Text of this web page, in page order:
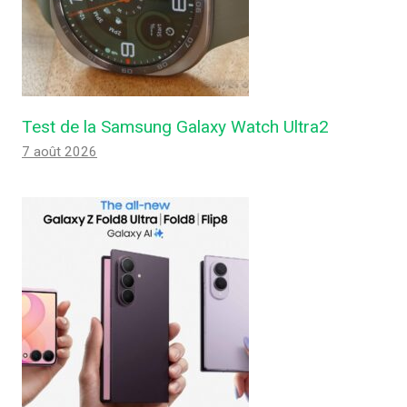
Test de la Samsung Galaxy Watch Ultra2
7 août 2026